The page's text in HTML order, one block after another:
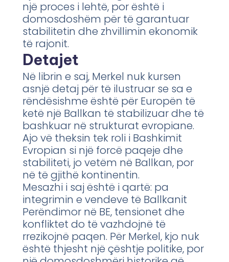
një proces i lehtë, por është i
domosdoshëm për të garantuar
stabilitetin dhe zhvillimin ekonomik
të rajonit.
Detajet
Në librin e saj, Merkel nuk kursen
asnjë detaj për të ilustruar se sa e
rëndësishme është për Europën të
ketë një Ballkan të stabilizuar dhe të
bashkuar në strukturat evropiane.
Ajo vë theksin tek roli i Bashkimit
Evropian si një forcë paqeje dhe
stabiliteti, jo vetëm në Ballkan, por
në të gjithë kontinentin.
Mesazhi i saj është i qartë: pa
integrimin e vendeve të Ballkanit
Perëndimor në BE, tensionet dhe
konfliktet do të vazhdojnë të
rrezikojnë paqen. Për Merkel, kjo nuk
është thjesht një çështje politike, por